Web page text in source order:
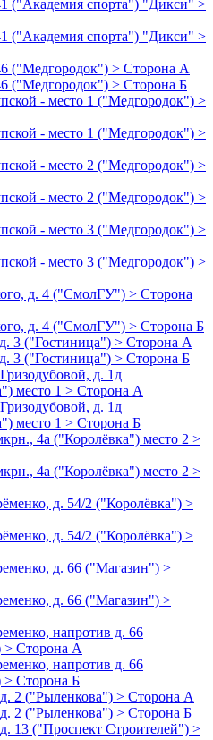
("Академия спорта") "Дикси" >
("Академия спорта") "Дикси" >
("Медгородок") > Сторона А
("Медгородок") > Сторона Б
- место 1 ("Медгородок") >
- место 1 ("Медгородок") >
- место 2 ("Медгородок") >
- место 2 ("Медгородок") >
- место 3 ("Медгородок") >
- место 3 ("Медгородок") >
д. 4 ("СмолГУ") > Сторона
д. 4 ("СмолГУ") > Сторона Б
3 ("Гостиница") > Сторона А
3 ("Гостиница") > Сторона Б
д. 1д
место 1 > Сторона А
д. 1д
место 1 > Сторона Б
4а ("Королёвка") место 2 >
4а ("Королёвка") место 2 >
д. 54/2 ("Королёвка") >
д. 54/2 ("Королёвка") >
д. 66 ("Магазин") >
д. 66 ("Магазин") >
напротив д. 66
Сторона А
напротив д. 66
Сторона Б
2 ("Рыленкова") > Сторона А
2 ("Рыленкова") > Сторона Б
13 ("Проспект Строителей") >